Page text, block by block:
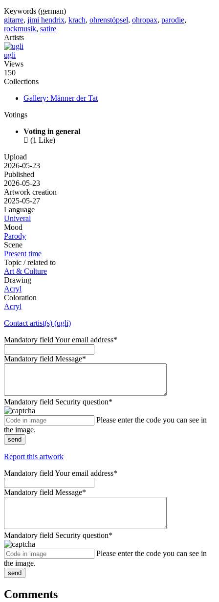
Keywords (german)
gitarre, jimi hendrix, krach, ohrenstöpsel, ohropax, parodie,
rockmusik, satire
Artists
ugli
Views
150
Collections
Gallery: Männer der Tat
Votings
Voting in general
 (1 Like)
Upload
2026-05-23
Published
2026-05-23
Artwork creation
2025-05-27
Language
Univeral
Mood
Parody
Scene
Present time
Topic / related to
Art & Culture
Drawing
Acryl
Coloration
Acryl
Contact artist(s) (ugli)
Mandatory field Your email address*
Mandatory field Message*
Mandatory field Security question*
Please enter the code you can see in
the image.
send
Report this artwork
Mandatory field Your email address*
Mandatory field Message*
Mandatory field Security question*
Please enter the code you can see in
the image.
send
Comments